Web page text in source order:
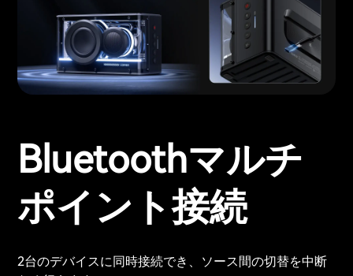
Bluetoothマルチ
ポイント接続
2台のデバイスに同時接続でき、ソース間の切替を中断